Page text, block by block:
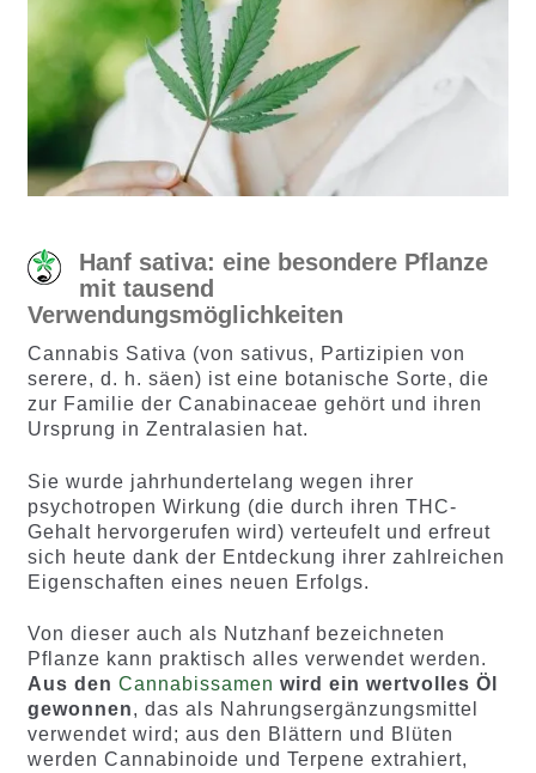
Hanf sativa: eine besondere Pflanze
mit tausend
Verwendungsmöglichkeiten
Cannabis Sativa (von sativus, Partizipien von
serere, d. h. säen) ist eine botanische Sorte, die
zur Familie der Canabinaceae gehört und ihren
Ursprung in Zentralasien hat.
Sie wurde jahrhundertelang wegen ihrer
psychotropen Wirkung (die durch ihren THC-
Gehalt hervorgerufen wird) verteufelt und erfreut
sich heute dank der Entdeckung ihrer zahlreichen
Eigenschaften eines neuen Erfolgs.
Von dieser auch als Nutzhanf bezeichneten
Pflanze kann praktisch alles verwendet werden.
Aus den Cannabissamen wird ein wertvolles Öl
gewonnen, das als Nahrungsergänzungsmittel
verwendet wird; aus den Blättern und Blüten
werden Cannabinoide und Terpene extrahiert,